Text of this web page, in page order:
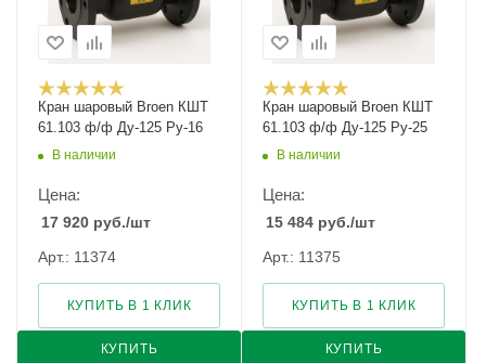
Кран шаровый Broen КШТ
61.103 ф/ф Ду-125 Ру-16
В наличии
Цена:
17 920 руб./шт
Арт.: 11374
КУПИТЬ
КУПИТЬ В 1 КЛИК
Кран шаровый Broen КШТ
61.103 ф/ф Ду-125 Ру-25
В наличии
Цена:
15 484 руб./шт
Арт.: 11375
КУПИТЬ
КУПИТЬ В 1 КЛИК